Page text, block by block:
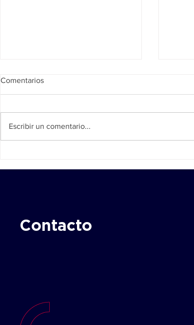
Comentarios
Escribir un comentario...
Contacto